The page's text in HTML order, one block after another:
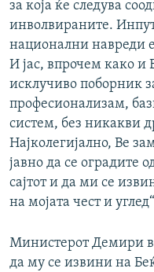
за која ќе следува
инволвираните.
национални навреди
И јас, впрочем како и
исклучиво поборник
професионализам,
систем, без никакви
Најколегијално, Ве
јавно да се оградите
сајтот и да ми се
на мојата чест и
Министерот Демири
да му се извини на